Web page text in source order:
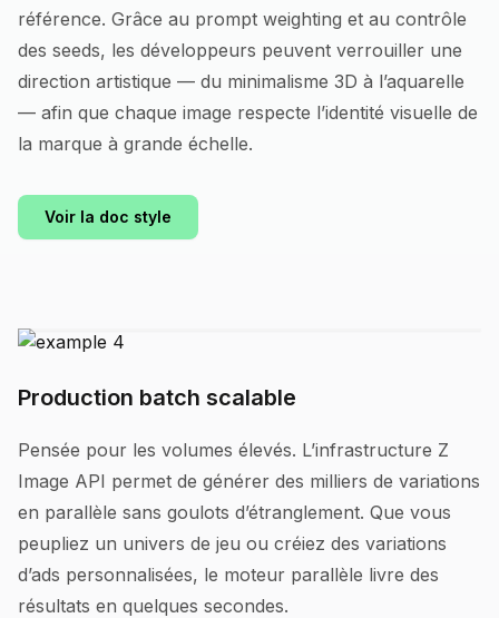
référence. Grâce au prompt weighting et au contrôle
des seeds, les développeurs peuvent verrouiller une
direction artistique — du minimalisme 3D à l’aquarelle
— afin que chaque image respecte l’identité visuelle de
la marque à grande échelle.
Voir la doc style
Production batch scalable
Pensée pour les volumes élevés. L’infrastructure Z
Image API permet de générer des milliers de variations
en parallèle sans goulots d’étranglement. Que vous
peupliez un univers de jeu ou créiez des variations
d’ads personnalisées, le moteur parallèle livre des
résultats en quelques secondes.